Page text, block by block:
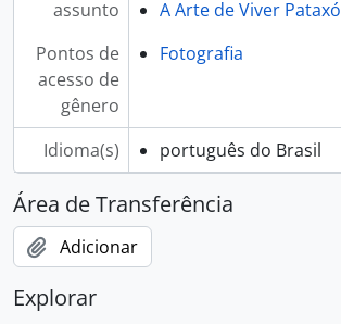
assunto
A Arte de Viver Pataxó
Pontos de
acesso de
gênero
Fotografia
Idioma(s) português do Brasil
Área de Transferência
Adicionar
Explorar